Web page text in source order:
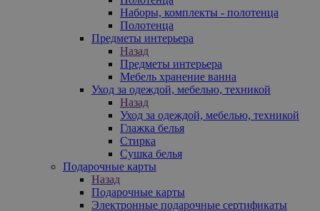
Наборы, комплекты - полотенца
Полотенца
Предметы интерьера
Назад
Предметы интерьера
Мебель хранение ванна
Уход за одеждой, мебелью, техникой
Назад
Уход за одеждой, мебелью, техникой
Глажка белья
Стирка
Сушка белья
Подарочные карты
Назад
Подарочные карты
Электронные подарочные сертификаты